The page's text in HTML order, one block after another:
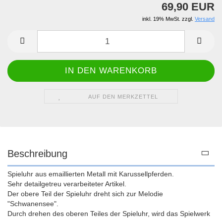
69,90 EUR
inkl. 19% MwSt. zzgl. Versand
AUF DEN MERKZETTEL
Beschreibung
Spieluhr aus emaillierten Metall mit Karussellpferden.
Sehr detailgetreu verarbeiteter Artikel.
Der obere Teil der Spieluhr dreht sich zur Melodie
"Schwanensee".
Durch drehen des oberen Teiles der Spieluhr, wird das Spielwerk